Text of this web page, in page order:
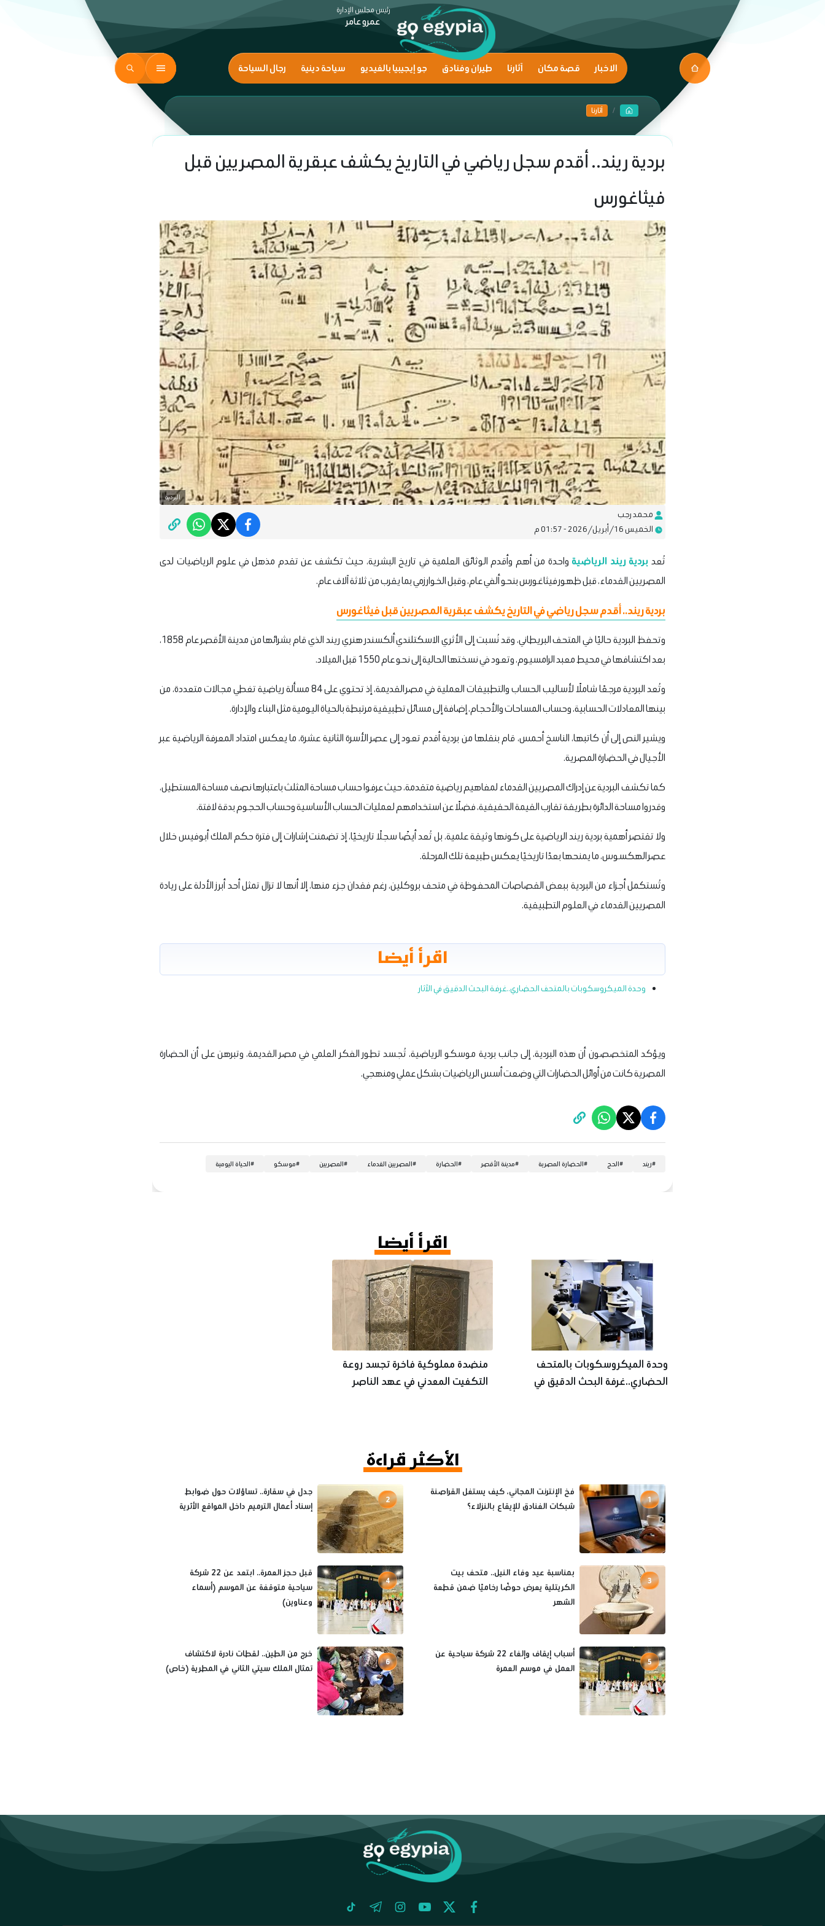
رئيس مجلس الإدارة
عمرو عامر
الاخبار قصة مكان آثارنا طيران وفنادق جو إيجيبيا بالفيديو سياحة دينية رجال السياحة
آثارنا
بردية ريند.. أقدم سجل رياضي في التاريخ يكشف عبقرية المصريين قبل
فيثاغورس
البردية
محمد رجب
الخميس 16/أبريل/2026 - 01:57 م
تُعد بردية ريند الرياضية واحدة من أهم وأقدم الوثائق العلمية في تاريخ البشرية، حيث تكشف عن تقدم مذهل في علوم الرياضيات لدى
المصريين القدماء، قبل ظهور فيثاغورس بنحو ألفي عام، وقبل الخوارزمي بما يقرب من ثلاثة آلاف عام.
بردية ريند.. أقدم سجل رياضي في التاريخ يكشف عبقرية المصريين قبل فيثاغورس
وتحفظ البردية حاليًا في المتحف البريطاني، وقد نُسبت إلى الأثري الاسكتلندي ألكسندر هنري ريند الذي قام بشرائها من مدينة الأقصر عام 1858،
بعد اكتشافها في محيط معبد الرامسيوم، وتعود في نسختها الحالية إلى نحو عام 1550 قبل الميلاد.
وتُعد البردية مرجعًا شاملًا لأساليب الحساب والتطبيقات العملية في مصر القديمة، إذ تحتوي على 84 مسألة رياضية تغطي مجالات متعددة، من
بينها المعادلات الحسابية، وحساب المساحات والأحجام، إضافة إلى مسائل تطبيقية مرتبطة بالحياة اليومية مثل البناء والإدارة.
ويشير النص إلى أن كاتبها، الناسخ أحمس، قام بنقلها من بردية أقدم تعود إلى عصر الأسرة الثانية عشرة، ما يعكس امتداد المعرفة الرياضية عبر
الأجيال في الحضارة المصرية.
كما تكشف البردية عن إدراك المصريين القدماء لمفاهيم رياضية متقدمة، حيث عرفوا حساب مساحة المثلث باعتبارها نصف مساحة المستطيل،
وقدروا مساحة الدائرة بطريقة تقارب القيمة الحقيقية، فضلًا عن استخدامهم لعمليات الحساب الأساسية وحساب الحجوم بدقة لافتة.
ولا تقتصر أهمية بردية ريند الرياضية على كونها وثيقة علمية، بل تُعد أيضًا سجلًا تاريخيًا، إذ تضمنت إشارات إلى فترة حكم الملك أبوفيس خلال
عصر الهكسوس، ما يمنحها بعدًا تاريخيًا يعكس طبيعة تلك المرحلة.
وتُستكمل أجزاء من البردية ببعض القصاصات المحفوظة في متحف بروكلين، رغم فقدان جزء منها، إلا أنها لا تزال تمثل أحد أبرز الأدلة على ريادة
المصريين القدماء في العلوم التطبيقية.
اقرأ أيضا
وحدة الميكروسكوبات بالمتحف الحضاري..غرفة البحث الدقيق في الآثار
ويؤكد المتخصصون أن هذه البردية، إلى جانب بردية موسكو الرياضية، تُجسد تطور الفكر العلمي في مصر القديمة، وتبرهن على أن الحضارة
المصرية كانت من أوائل الحضارات التي وضعت أسس الرياضيات بشكل عملي ومنهجي.
#ريند #الحج #الحضارة المصرية #مدينة الأقصر #الحضارة #المصريين القدماء #المصريين #موسكو #الحياة اليومية
اقرأ أيضا
وحدة الميكروسكوبات بالمتحف
الحضاري..غرفة البحث الدقيق في
منضدة مملوكية فاخرة تجسد روعة
التكفيت المعدني في عهد الناصر
الأكثر قراءة
1
فخ الإنترنت المجاني، كيف يستغل القراصنة
شبكات الفنادق للإيقاع بالنزلاء؟
2
جدل في سقارة.. تساؤلات حول ضوابط
إسناد أعمال الترميم داخل المواقع الأثرية
3
بمناسبة عيد وفاء النيل.. متحف بيت
الكريتلية يعرض حوضًا رخاميًا ضمن قطعة
الشهر
4
قبل حجز العمرة.. ابتعد عن 22 شركة
سياحية متوقفة عن الموسم (أسماء
وعناوين)
5
أسباب إيقاف وإلغاء 22 شركة سياحية عن
العمل في موسم العمرة
6
خرج من الطين.. لقطات نادرة لاكتشاف
تمثال الملك سيتي الثاني في المطرية (خاص)
facebook
twitter
youtube
instagram
telegram
tiktok